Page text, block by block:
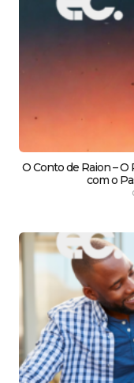
O Conto de Raion –
com o